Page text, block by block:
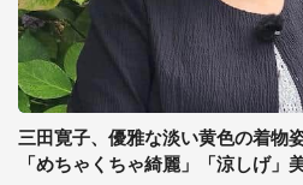
三田寛子、優雅な淡い黄色の着物
「めちゃくちゃ綺麗」「涼しげ」